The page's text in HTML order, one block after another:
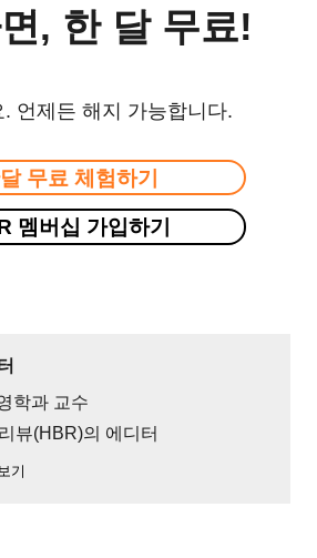
, 한 달 무료!
. 언제든 해지 가능합니다.
무료 체험하기
멤버십 가입하기
학과 교수
뷰(HBR)의 에디터
기